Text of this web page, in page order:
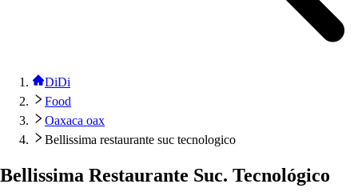
DiDi
Food
Oaxaca oax
Bellissima restaurante suc tecnologico
Bellissima Restaurante Suc. Tecnológico